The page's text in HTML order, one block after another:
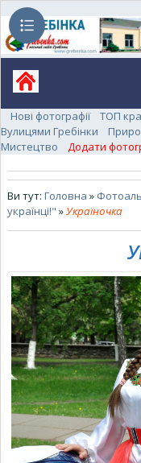
Нові фотографії ТОП
Вулицями Гребінки
Мистецтво
Додати
Ви тут: Головна »
українці!" » Україночка